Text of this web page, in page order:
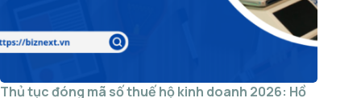
Thủ tục đóng mã số thuế hộ kinh doanh 2026: Hồ